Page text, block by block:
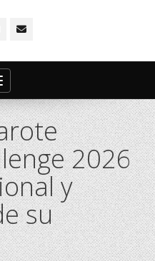
navigation
2026
y
su